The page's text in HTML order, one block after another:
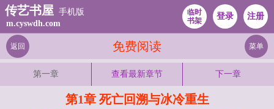
传艺书屋 手机版
m.cyswdh.com
临时
书架
登录 注册
免费阅读
返回 菜单
第一章 查看最新章节 下一章
第1章 死亡回溯与冰冷重生